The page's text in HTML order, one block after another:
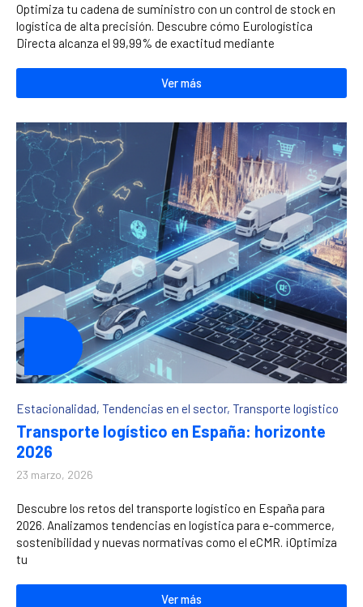
Optimiza tu cadena de suministro con un control de stock en
logística de alta precisión. Descubre cómo Eurologística
Directa alcanza el 99,99% de exactitud mediante
Ver más
Estacionalidad, Tendencias en el sector, Transporte logístico
Transporte logístico en España: horizonte
2026
23 marzo, 2026
Descubre los retos del transporte logístico en España para
2026. Analizamos tendencias en logística para e-commerce,
sostenibilidad y nuevas normativas como el eCMR. ¡Optimiza
tu
Ver más